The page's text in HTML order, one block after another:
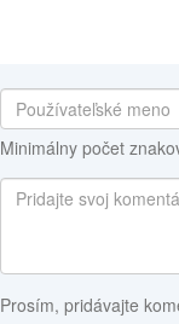
Minimálny počet
Prosím, pridávajte